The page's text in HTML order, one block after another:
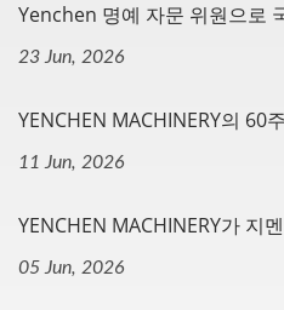
Yenchen 명예 자문 위원으로
23 Jun, 2026
YENCHEN MACHINERY의 60
11 Jun, 2026
YENCHEN MACHINERY가 지
05 Jun, 2026